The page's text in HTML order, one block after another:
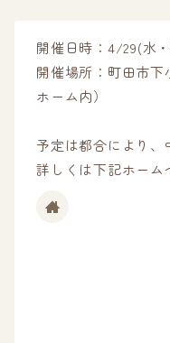
開催日時：4/29(水
開催場所：町田市下
ホーム内）
予定は都合により、
詳しくは下記ホーム